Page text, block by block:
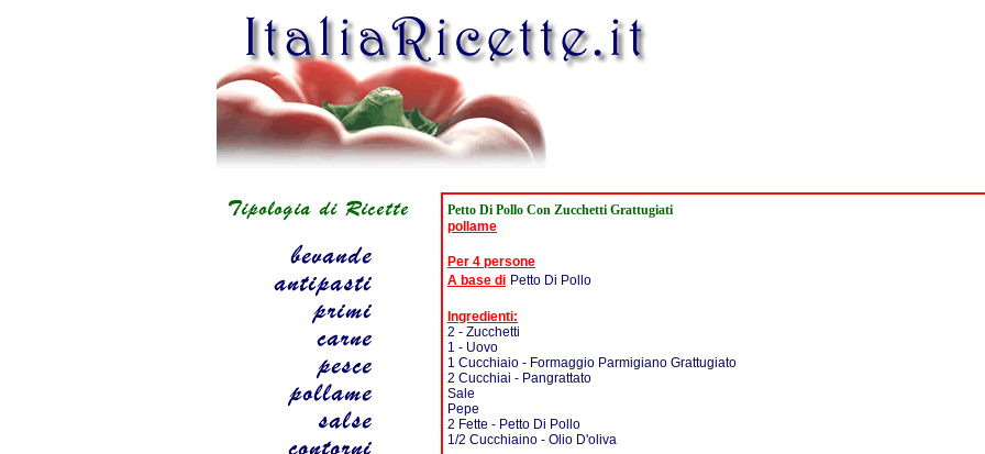
Petto Di Pollo Con Zucchetti Grattugiati
pollame
Per 4 persone
A base di Petto Di Pollo
Ingredienti:
2 - Zucchetti
1 - Uovo
1 Cucchiaio - Formaggio Parmigiano Grattugiato
2 Cucchiai - Pangrattato
Sale
Pepe
2 Fette - Petto Di Pollo
1/2 Cucchiaino - Olio D'oliva